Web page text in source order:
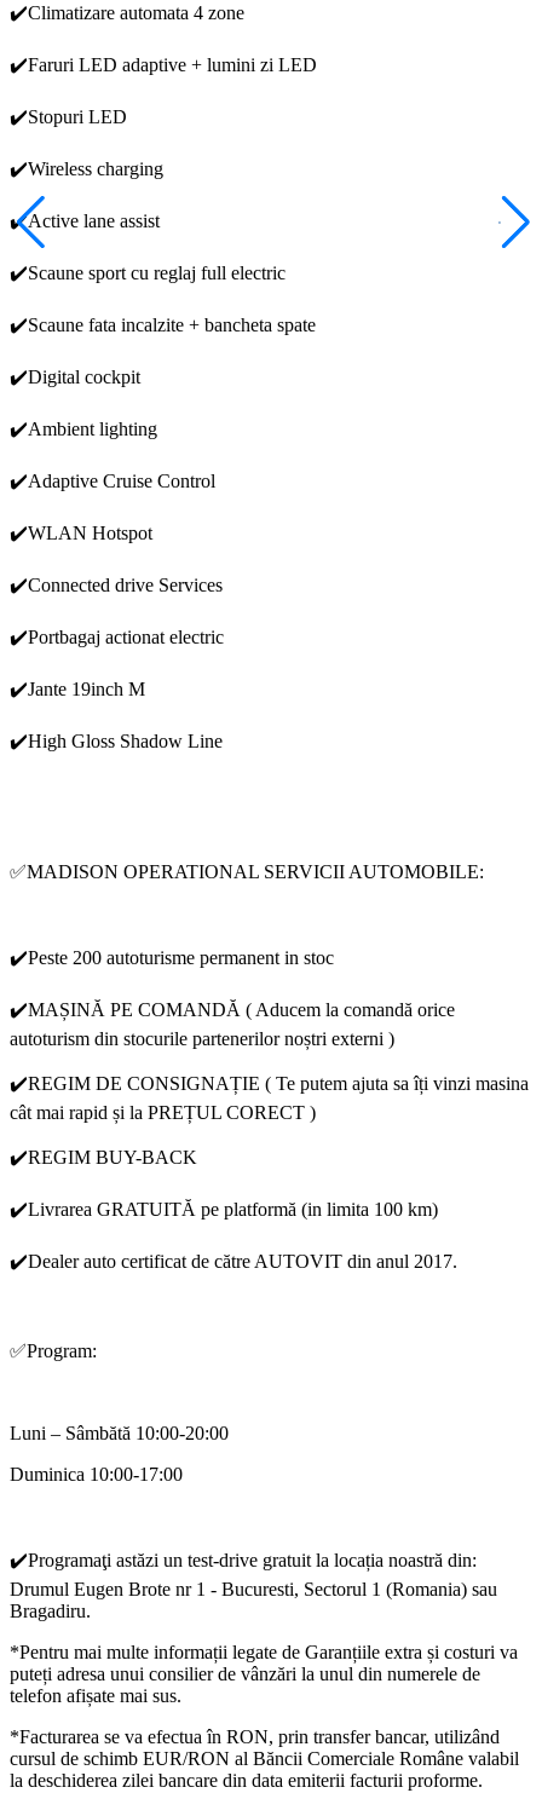
✔️Climatizare automata 4 zone
✔️Faruri LED adaptive + lumini zi LED
✔️Stopuri LED
✔️Wireless charging
✔️Active lane assist
✔️Scaune sport cu reglaj full electric
✔️Scaune fata incalzite + bancheta spate
✔️Digital cockpit
✔️Ambient lighting
✔️Adaptive Cruise Control
✔️WLAN Hotspot
✔️Connected drive Services
✔️Portbagaj actionat electric
✔️Jante 19inch M
✔️High Gloss Shadow Line
✅MADISON OPERATIONAL SERVICII AUTOMOBILE:
✔️Peste 200 autoturisme permanent in stoc
✔️MAȘINĂ PE COMANDĂ ( Aducem la comandă orice
autoturism din stocurile partenerilor noștri externi )
✔️REGIM DE CONSIGNAȚIE ( Te putem ajuta sa îți vinzi masina
cât mai rapid și la PREȚUL CORECT )
✔️REGIM BUY-BACK
✔️Livrarea GRATUITĂ pe platformă (in limita 100 km)
✔️Dealer auto certificat de către AUTOVIT din anul 2017.
✅Program:
Luni – Sâmbătă 10:00-20:00
Duminica 10:00-17:00
✔️Programaţi astăzi un test-drive gratuit la locația noastră din:
Drumul Eugen Brote nr 1 - Bucuresti, Sectorul 1 (Romania) sau
Bragadiru.
*Pentru mai multe informații legate de Garanțiile extra și costuri va
puteți adresa unui consilier de vânzări la unul din numerele de
telefon afișate mai sus.
*Facturarea se va efectua în RON, prin transfer bancar, utilizând
cursul de schimb EUR/RON al Băncii Comerciale Române valabil
la deschiderea zilei bancare din data emiterii facturii proforme.